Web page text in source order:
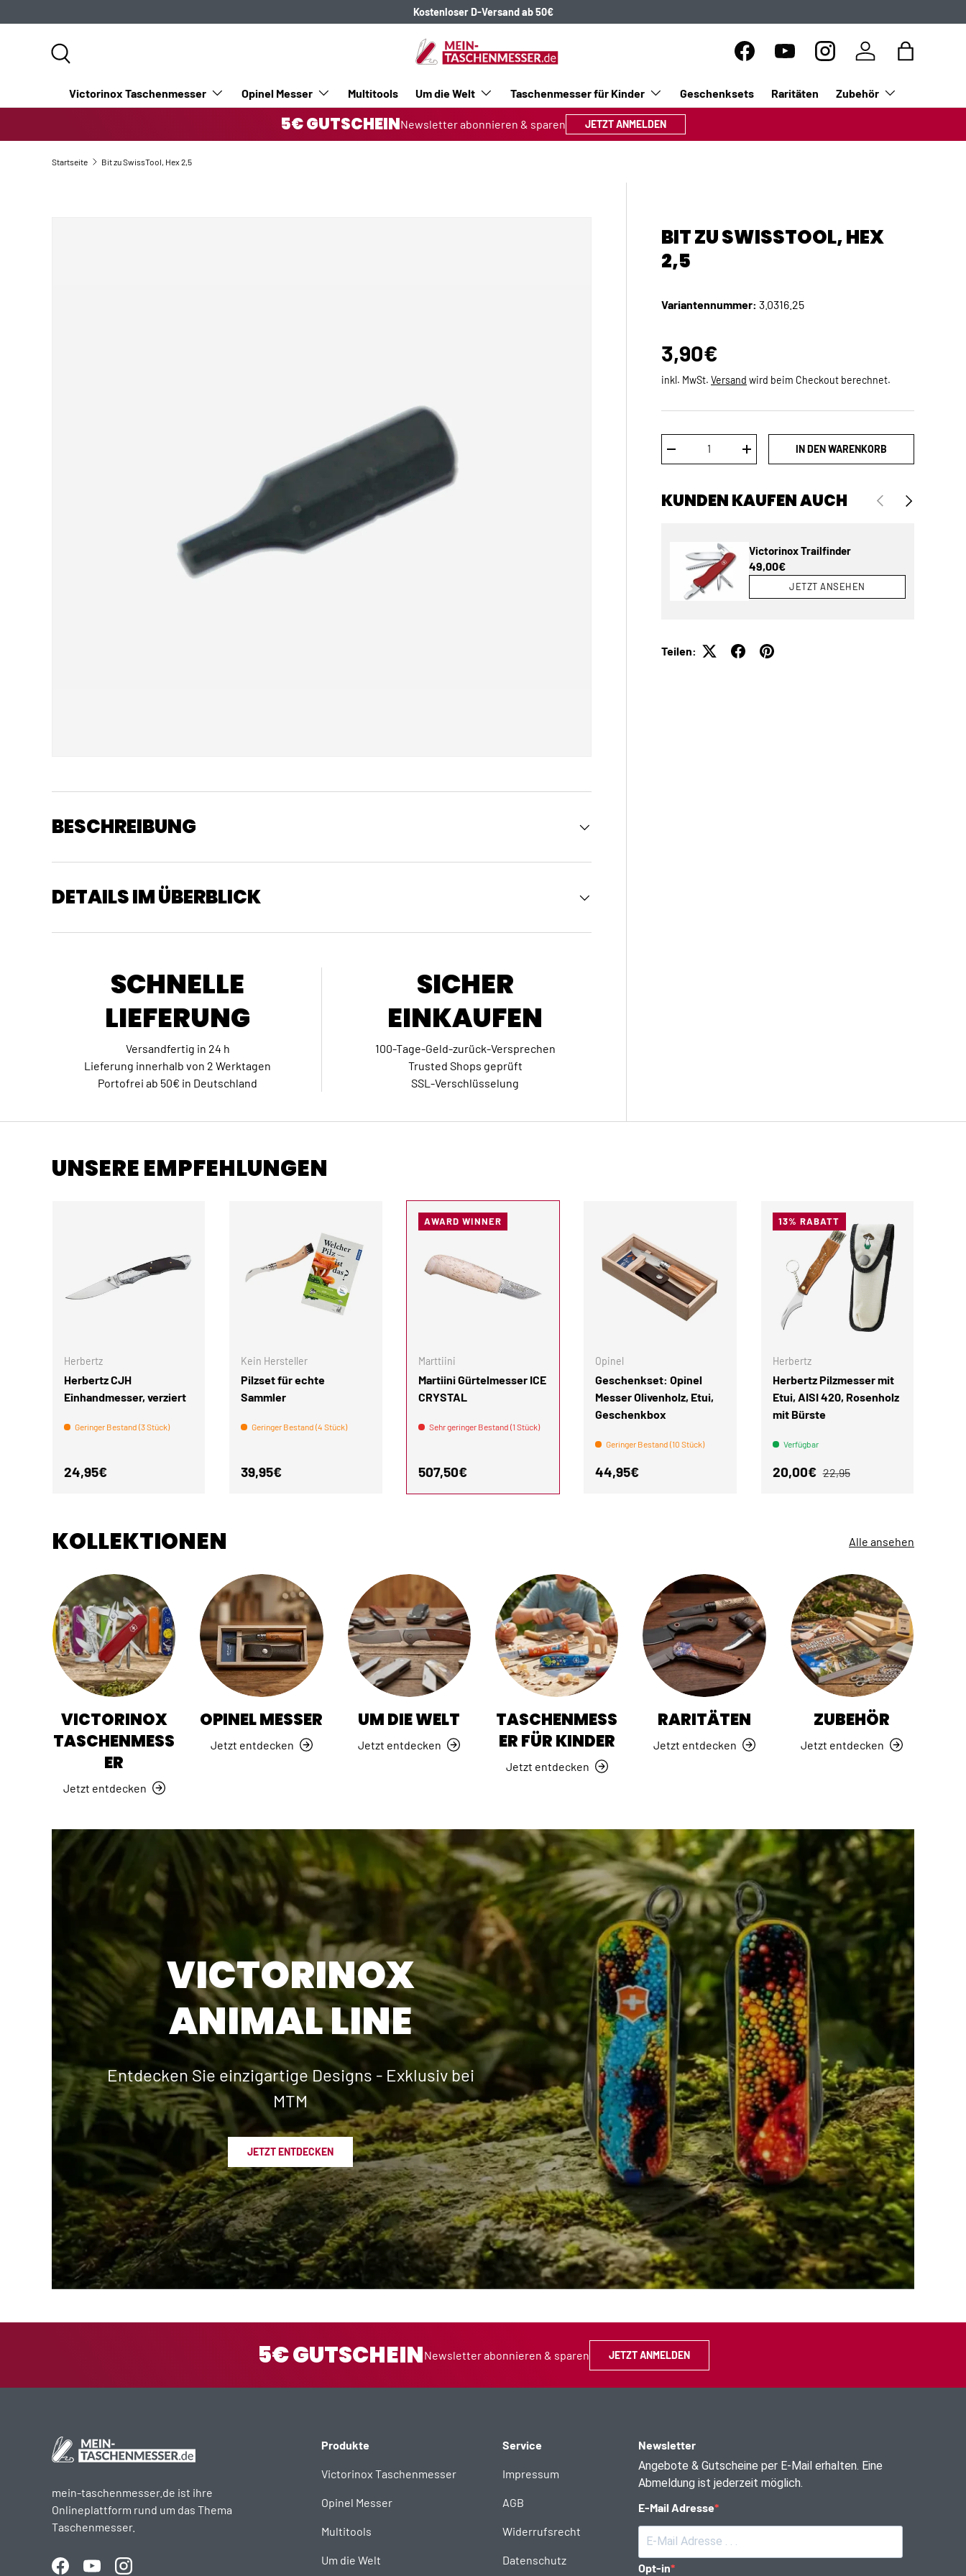
DIREKT ZUM INHALT
Kostenloser D-Versand ab 50€
FacebookYouTubeInstagramEinloggen
Victorinox Taschenmesser Opinel Messer Multitools Um die Welt Taschenmesser für Kinder Geschenksets Raritäten Zubehör
5€ GUTSCHEINNewsletter abonnieren & sparen JETZT ANMELDEN
Startseite Bit zu SwissTool, Hex 2,5
BIT ZU SWISSTOOL, HEX
2,5
Variantennummer: 3.0316.25
Normaler Preis
3,90€
inkl. MwSt. Versand wird beim Checkout berechnet.
MENGE VERRINGERNMENGE ERHÖHENIN DEN WARENKORB
KUNDEN KAUFEN AUCH VORHERIGENÄCHSTE
Victorinox Trailfinder
Normaler Preis
49,00€
JETZT ANSEHEN
Teilen:
BESCHREIBUNG
DETAILS IM ÜBERBLICK
SCHNELLE
LIEFERUNG
Versandfertig in 24 h
Lieferung innerhalb von 2 Werktagen
Portofrei ab 50€ in Deutschland
SICHER
EINKAUFEN
100-Tage-Geld-zurück-Versprechen
Trusted Shops geprüft
SSL-Verschlüsselung
UNSERE EMPFEHLUNGEN
Herbertz
Herbertz CJH
Einhandmesser, verziert
Geringer Bestand (3 Stück)
Normaler Preis
24,95€
Kein Hersteller
Pilzset für echte
Sammler
Geringer Bestand (4 Stück)
Normaler Preis
39,95€
AWARD WINNER
Marttiini
Martiini Gürtelmesser ICE
CRYSTAL
Sehr geringer Bestand (1 Stück)
Normaler Preis
507,50€
Opinel
Geschenkset: Opinel
Messer Olivenholz, Etui,
Geschenkbox
Geringer Bestand (10 Stück)
Normaler Preis
44,95€
IN DEN WARENKORB
13% RABATT
Herbertz
Herbertz Pilzmesser mit
Etui, AISI 420, Rosenholz
mit Bürste
Verfügbar
Verkaufspreis
20,00€ Normaler Preis
22,95
IN DEN WARENKORB
KOLLEKTIONEN Alle ansehen
VICTORINOX
TASCHENMESS
ER
Jetzt entdecken
OPINEL MESSER
Jetzt entdecken
UM DIE WELT
Jetzt entdecken
TASCHENMESS
ER FÜR KINDER
Jetzt entdecken
RARITÄTEN
Jetzt entdecken
ZUBEHÖR
Jetzt entdecken
VICTORINOX
ANIMAL LINE
Entdecken Sie einzigartige Designs - Exklusiv bei
MTM
JETZT ENTDECKEN
5€ GUTSCHEINNewsletter abonnieren & sparen JETZT ANMELDEN
mein-taschenmesser.de ist ihre
Onlineplattform rund um das Thema
Taschenmesser.
FacebookYouTubeInstagram
Produkte
Victorinox Taschenmesser
Opinel Messer
Multitools
Um die Welt
Service
Impressum
AGB
Widerrufsrecht
Datenschutz
Newsletter
Angebote & Gutscheine per E-Mail erhalten. Eine
Abmeldung ist jederzeit möglich.
E-Mail Adresse
Opt-in